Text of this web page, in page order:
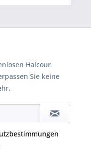
Halcour
Sie keine